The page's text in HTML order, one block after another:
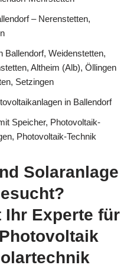
– Nerenstetten,
Ballendorf, Weidenstetten,
Altheim (Alb), Öllingen
Setzingen
in Ballendorf
Speicher, Photovoltaik-
Photovoltaik-Technik
Solaranlage
Ihr Experte für